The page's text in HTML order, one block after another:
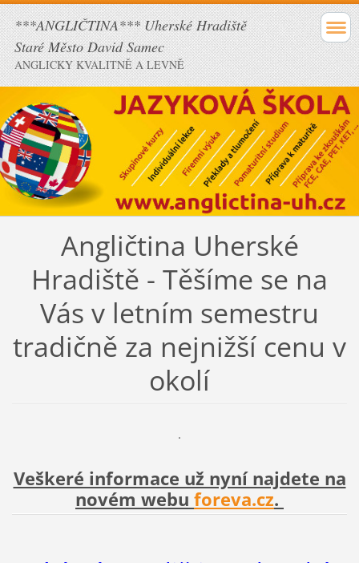
***ANGLIČTINA*** Uherské Hradiště
Staré Město David Samec
ANGLICKY KVALITNĚ A LEVNĚ
Angličtina Uherské
Hradiště - Těšíme se na
Vás v letním semestru
tradičně za nejnižší cenu v
okolí
.
Veškeré informace už nyní najdete na
novém webu foreva.cz.